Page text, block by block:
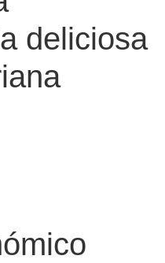
deliciosa